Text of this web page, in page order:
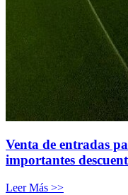
Venta de entradas
importantes
Leer Más >>